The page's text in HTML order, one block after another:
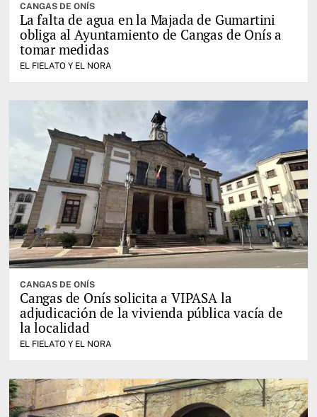
CANGAS DE ONÍS
La falta de agua en la Majada de Gumartini
obliga al Ayuntamiento de Cangas de Onís a
tomar medidas
EL FIELATO Y EL NORA
CANGAS DE ONÍS
Cangas de Onís solicita a VIPASA la
adjudicación de la vivienda pública vacía de
la localidad
EL FIELATO Y EL NORA